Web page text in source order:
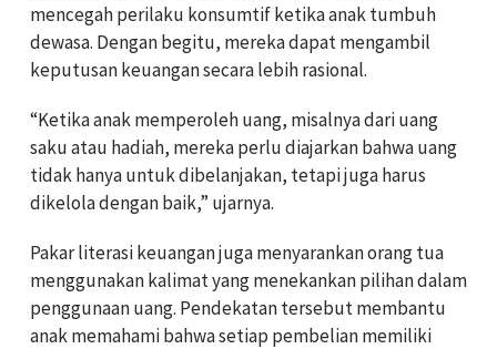
mencegah perilaku konsumtif ketika anak tumbuh
dewasa. Dengan begitu, mereka dapat mengambil
keputusan keuangan secara lebih rasional.
“Ketika anak memperoleh uang, misalnya dari uang
saku atau hadiah, mereka perlu diajarkan bahwa uang
tidak hanya untuk dibelanjakan, tetapi juga harus
dikelola dengan baik,” ujarnya.
Pakar literasi keuangan juga menyarankan orang tua
menggunakan kalimat yang menekankan pilihan dalam
penggunaan uang. Pendekatan tersebut membantu
anak memahami bahwa setiap pembelian memiliki